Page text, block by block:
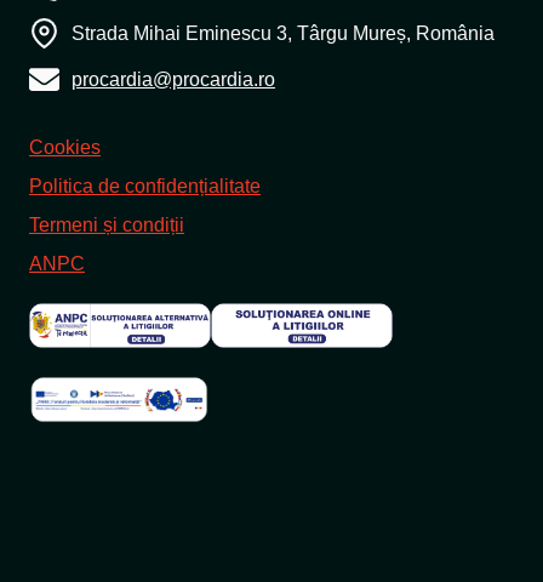
Strada Mihai Eminescu 3, Târgu Mureș, România
procardia@procardia.ro
Cookies
Politica de confidențialitate
Termeni și condiții
ANPC